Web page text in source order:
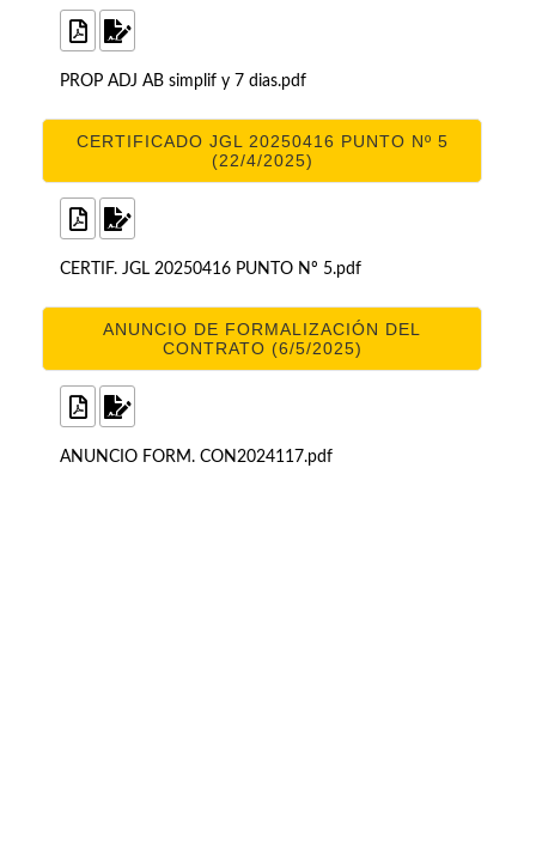
PROP ADJ AB simplif y 7 dias.pdf
CERTIFICADO JGL 20250416 PUNTO Nº 5
(22/4/2025)
CERTIF. JGL 20250416 PUNTO Nº 5.pdf
ANUNCIO DE FORMALIZACIÓN DEL
CONTRATO (6/5/2025)
ANUNCIO FORM. CON2024117.pdf